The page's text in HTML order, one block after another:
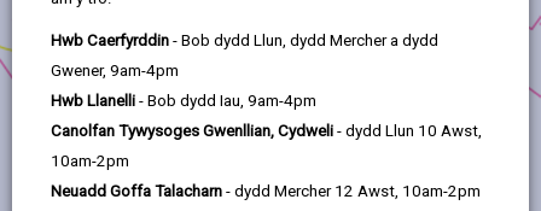
Hwb Caerfyrddin - Bob dydd Llun, dydd Mercher a dydd
Gwener, 9am-4pm
Hwb Llanelli - Bob dydd Iau, 9am-4pm
Canolfan Tywysoges Gwenllian, Cydweli - dydd Llun 10 Awst,
10am-2pm
Neuadd Goffa Talacharn - dydd Mercher 12 Awst, 10am-2pm
Cyfleuster chwaraeon newydd sy'n
addas i bob tywydd
Roedd Clwb Rygbi Llanymddyfri, un o dimau hynaf
Cymru, angen gwelliannau sylweddol i'w
gyfleusterau chwaraeon yng ngogledd Sir
Gaerfyrddin.